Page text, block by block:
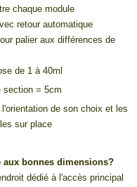
chaque module
retour automatique
palier aux différences de
de 1 à 40ml
section = 5cm
de son choix et les
sur place
bonnes dimensions?
dédié à l'accès principal